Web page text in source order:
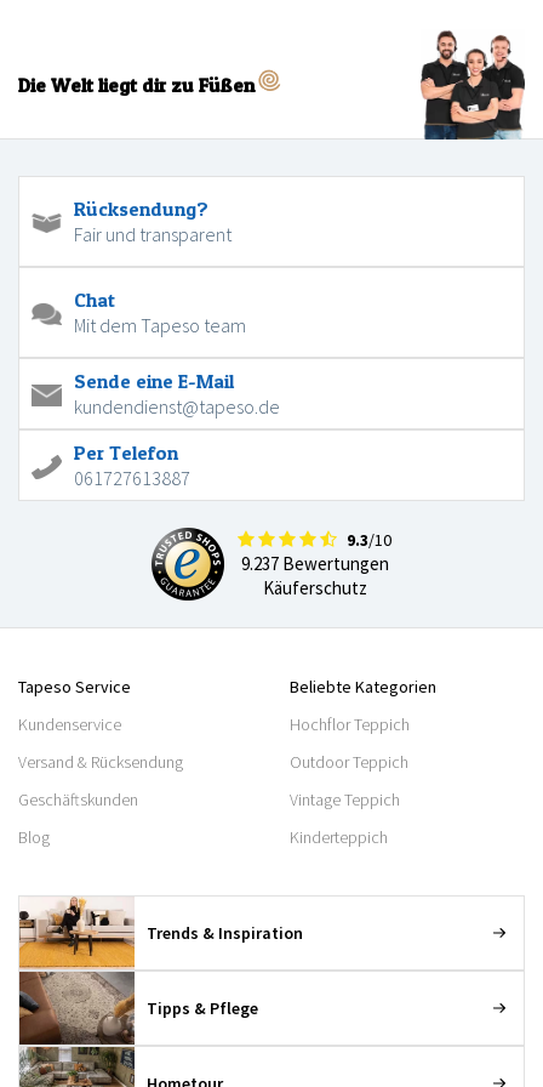
Die Welt liegt dir zu Füßen
Rücksendung?
Fair und transparent
Chat
Mit dem Tapeso team
Sende eine E-Mail
kundendienst@tapeso.de
Per Telefon
061727613887
9.3/10
9.237 Bewertungen
Käuferschutz
Tapeso Service
Kundenservice
Versand & Rücksendung
Geschäftskunden
Blog
Beliebte Kategorien
Hochflor Teppich
Outdoor Teppich
Vintage Teppich
Kinderteppich
Trends & Inspiration
Tipps & Pflege